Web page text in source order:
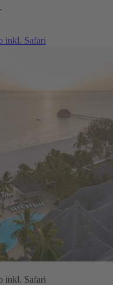
inkl. Safari
inkl. Safari